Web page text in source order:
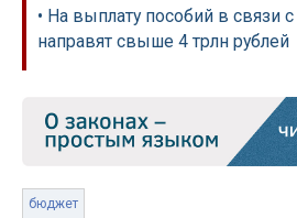
• На выплату пособий в связи
направят свыше 4 трлн рублей
бюджет